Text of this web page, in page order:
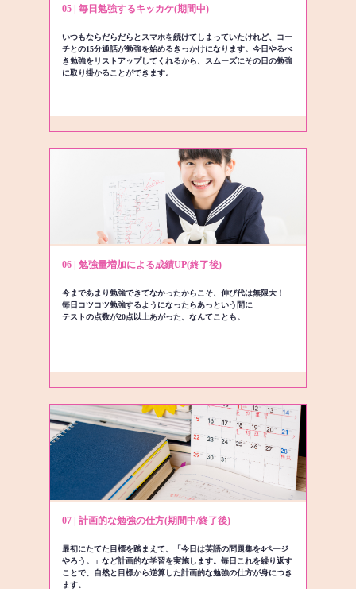
05 | 毎日勉強するキッカケ(期間中)
いつもならだらだらとスマホを続けてしまっていたけれど、コー
チとの15分通話が勉強を始めるきっかけになります。今日やるべ
き勉強をリストアップしてくれるから、スムーズにその日の勉強
に取り掛かることができます。
06 | 勉強量増加による成績UP(終了後)
今まであまり勉強できてなかったからこそ、伸び代は無限大！
毎日コツコツ勉強するようになったらあっという間に
テストの点数が20点以上あがった、なんてことも。
07 | 計画的な勉強の仕方(期間中/終了後)
最初にたてた目標を踏まえて、「今日は英語の問題集を4ページ
やろう。」など計画的な学習を実施します。毎日これを繰り返す
ことで、自然と目標から逆算した計画的な勉強の仕方が身につき
ます。